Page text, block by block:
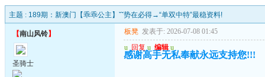
主题 : 189期：新澳门【乖乖公主】ˇˇ势在必得→“单双中特”最稳资料!
【南山风铃】
圣骑士
板凳 发表于: 2026-07-08 01:45
u 回复 u 编辑 u
感谢高手无私奉献永远支持您!!!